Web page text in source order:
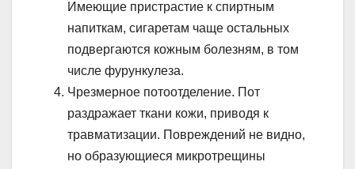
Имеющие пристрастие к спиртным
напиткам, сигаретам чаще остальных
подвергаются кожным болезням, в том
числе фурункулеза.
Чрезмерное потоотделение. Пот
раздражает ткани кожи, приводя к
травматизации. Повреждений не видно,
но образующиеся микротрещины